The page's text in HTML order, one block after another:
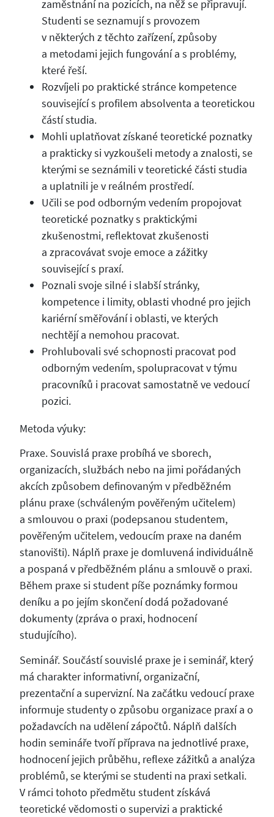
zaměstnání na pozicích, na něž se připravují.
Studenti se seznamují s provozem
v některých z těchto zařízení, způsoby
a metodami jejich fungování a s problémy,
které řeší.
Rozvíjeli po praktické stránce kompetence
související s profilem absolventa a teoretickou
částí studia.
Mohli uplatňovat získané teoretické poznatky
a prakticky si vyzkoušeli metody a znalosti, se
kterými se seznámili v teoretické části studia
a uplatnili je v reálném prostředí.
Učili se pod odborným vedením propojovat
teoretické poznatky s praktickými
zkušenostmi, reflektovat zkušenosti
a zpracovávat svoje emoce a zážitky
související s praxí.
Poznali svoje silné i slabší stránky,
kompetence i limity, oblasti vhodné pro jejich
kariérní směřování i oblasti, ve kterých
nechtějí a nemohou pracovat.
Prohlubovali své schopnosti pracovat pod
odborným vedením, spolupracovat v týmu
pracovníků i pracovat samostatně ve vedoucí
pozici.
Metoda výuky:
Praxe. Souvislá praxe probíhá ve sborech,
organizacích, službách nebo na jimi pořádaných
akcích způsobem definovaným v předběžném
plánu praxe (schváleným pověřeným učitelem)
a smlouvou o praxi (podepsanou studentem,
pověřeným učitelem, vedoucím praxe na daném
stanovišti). Náplň praxe je domluvená individuálně
a pospaná v předběžném plánu a smlouvě o praxi.
Během praxe si student píše poznámky formou
deníku a po jejím skončení dodá požadované
dokumenty (zpráva o praxi, hodnocení
studujícího).
Seminář. Součástí souvislé praxe je i seminář, který
má charakter informativní, organizační,
prezentační a supervizní. Na začátku vedoucí praxe
informuje studenty o způsobu organizace praxí a o
požadavcích na udělení zápočtů. Náplň dalších
hodin semináře tvoří příprava na jednotlivé praxe,
hodnocení jejich průběhu, reflexe zážitků a analýza
problémů, se kterými se studenti na praxi setkali.
V rámci tohoto předmětu student získává
teoretické vědomosti o supervizi a praktické